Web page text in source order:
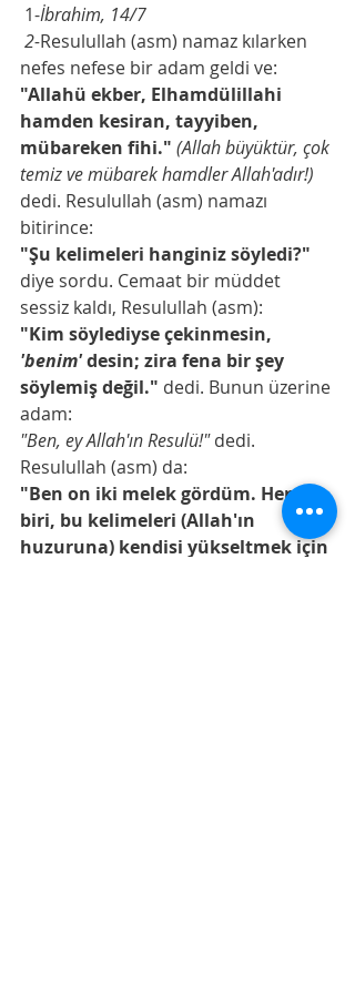
1-İbrahim, 14/7
2-Resulullah (asm) namaz kılarken
nefes nefese bir adam geldi ve:
"Allahü ekber, Elhamdülillahi
hamden kesiran, tayyiben,
mübareken fihi." (Allah büyüktür, çok
temiz ve mübarek hamdler Allah'adır!)
dedi. Resulullah (asm) namazı
bitirince:
"Şu kelimeleri hanginiz söyledi?"
diye sordu. Cemaat bir müddet
sessiz kaldı, Resulullah (asm):
"Kim söylediyse çekinmesin,
'benim' desin; zira fena bir şey
söylemiş değil." dedi. Bunun üzerine
adam:
"Ben, ey Allah'ın Resulü!" dedi.
Resulullah (asm) da:
"Ben on iki melek gördüm. Her
biri, bu kelimeleri (Allah'ın
huzuruna) kendisi yükseltmek için